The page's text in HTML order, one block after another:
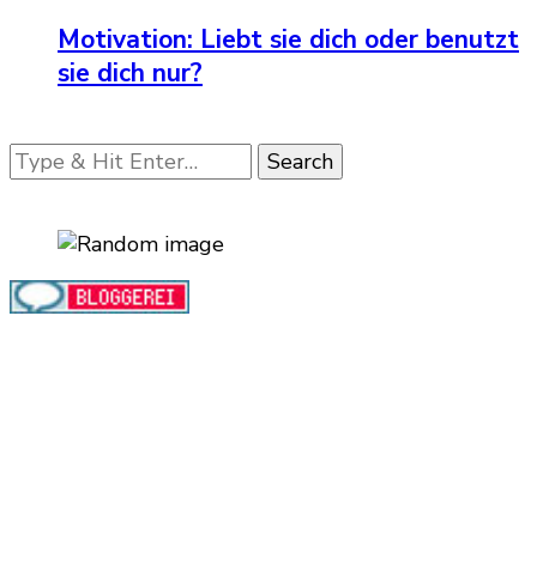
Motivation: Liebt sie dich oder benutzt
sie dich nur?
Looking
for